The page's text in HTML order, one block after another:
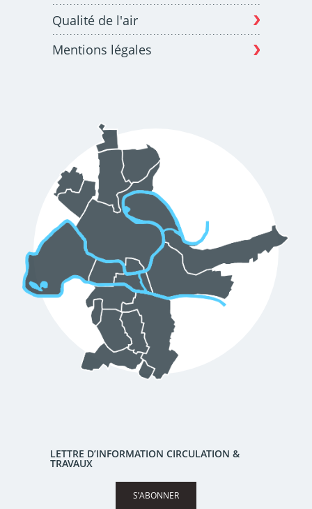
Qualité de l'air
Mentions légales
LETTRE D’INFORMATION CIRCULATION &
TRAVAUX
S’ABONNER